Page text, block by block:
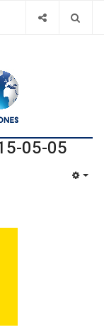
05-05